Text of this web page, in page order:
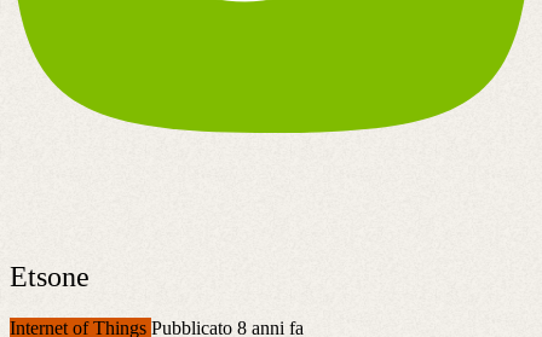
Etsone
Internet of Things Pubblicato 8 anni fa